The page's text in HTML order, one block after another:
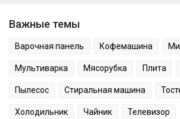
Важные темы
Варочная панель Кофемашина
Мультиварка Мясорубка Плита
Пылесос Стиральная машина
Холодильник Чайник Телевизор